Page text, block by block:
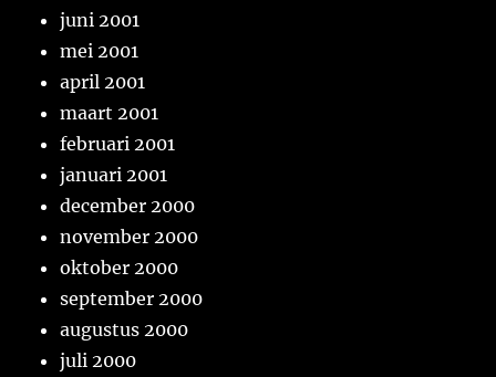
juni 2001
mei 2001
april 2001
maart 2001
februari 2001
januari 2001
december 2000
november 2000
oktober 2000
september 2000
augustus 2000
juli 2000